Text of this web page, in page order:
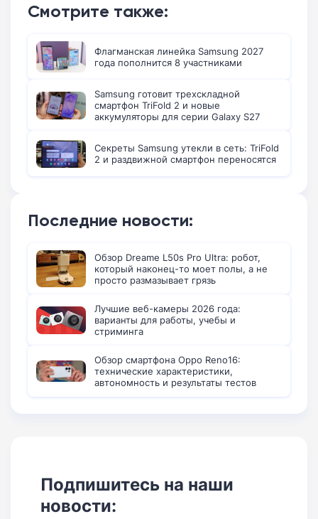
Смотрите также:
Флагманская линейка Samsung 2027
года пополнится 8 участниками
Samsung готовит трехскладной
смартфон TriFold 2 и новые
аккумуляторы для серии Galaxy S27
Секреты Samsung утекли в сеть: TriFold
2 и раздвижной смартфон переносятся
Последние новости:
Обзор Dreame L50s Pro Ultra: робот,
который наконец-то моет полы, а не
просто размазывает грязь
Лучшие веб-камеры 2026 года:
варианты для работы, учебы и
стриминга
Обзор смартфона Oppo Reno16:
технические характеристики,
автономность и результаты тестов
Подпишитесь на наши
новости: